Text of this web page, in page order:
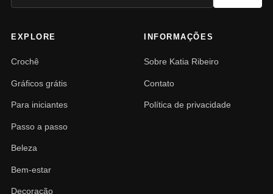
EXPLORE
Crochê
Gráficos grátis
Para iniciantes
Passo a passo
Beleza
Bem-estar
Decoração
INFORMAÇÕES
Sobre Katia Ribeiro
Contato
Política de privacidade